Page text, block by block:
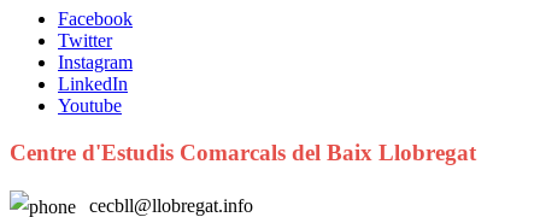
Facebook
Twitter
Instagram
LinkedIn
Youtube
Centre d'Estudis Comarcals del Baix Llobregat
cecbll@llobregat.info